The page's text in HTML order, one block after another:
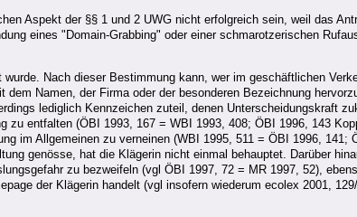
Aspekt der §§ 1 und 2 UWG nicht erfolgreich sein, weil das
eines "Domain-Grabbing" oder einer schmarotzerischen
Nach dieser Bestimmung kann, wer im geschäftlichen
Namen, der Firma oder der besonderen Bezeichnung
lediglich Kennzeichen zuteil, denen Unterscheidungskraft
entfalten (ÖBI 1993, 167 = WBI 1993, 408; ÖBI 1996, 143
im Allgemeinen zu verneinen (WBI 1995, 511 = ÖBI 1996,
genösse, hat die Klägerin nicht einmal behauptet. Darüber
zu bezweifeln (vgl ÖBI 1997, 72 = MR 1997, 52),
der Klägerin handelt (vgl insofern wiederum ecolex 2001,